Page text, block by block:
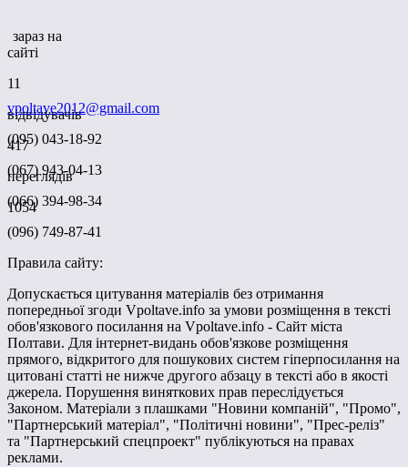
зараз на
сайті
11
відвідувачів
417
переглядів
1054
vpoltave2012@gmail.com
(095) 043-18-92
(067) 943-04-13
(066) 394-98-34
(096) 749-87-41
Правила сайту:
Допускається цитування матеріалів без отримання
попередньої згоди Vpoltave.info за умови розміщення в тексті
обов'язкового посилання на Vpoltave.info - Сайт міста
Полтави. Для інтернет-видань обов'язкове розміщення
прямого, відкритого для пошукових систем гіперпосилання на
цитовані статті не нижче другого абзацу в тексті або в якості
джерела. Порушення виняткових прав переслідується
Законом. Матеріали з плашками "Новини компаній", "Промо",
"Партнерський матеріал", "Політичні новини", "Прес-реліз"
та "Партнерський спецпроект" публікуються на правах
реклами.